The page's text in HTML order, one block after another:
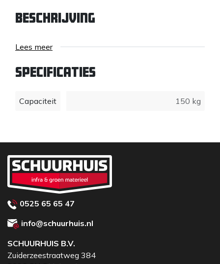
Beschrijving
Lees meer
Specificaties
Capaciteit 150 kg
0525 65 65 47
info@schuurhuis.nl
SCHUURHUIS B.V.
Zuiderzeestraatweg 384